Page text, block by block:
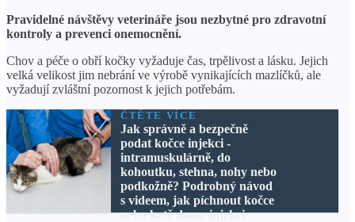
Pravidelné návštěvy veterináře jsou nezbytné pro zdravotní
kontroly a prevenci onemocnění.
Chov a péče o obří kočky vyžaduje čas, trpělivost a lásku. Jejich
velká velikost jim nebrání ve výrobě vynikajících mazlíčků, ale
vyžadují zvláštní pozornost k jejich potřebám.
ČTĚTE VÍCE
Jak správně a bezpečně
podat kočce injekci -
intramuskulárně, do
kohoutku, stehna, nohy nebo
podkožně? Podrobný návod
s videem, jak píchnout kočce
nebo kotě doma injekci